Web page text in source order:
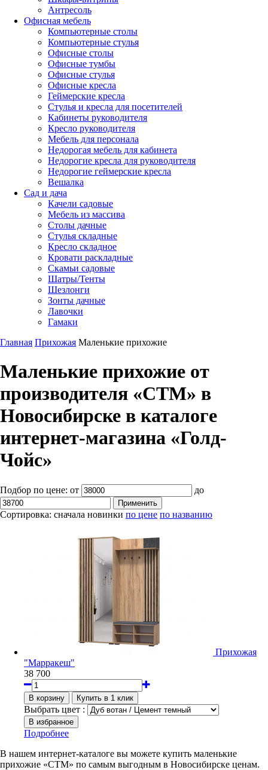
Антресоль
Офисная мебель
Компьютерные столы
Компьютерные стулья
Офисные столы
Офисные тумбы
Офисные стулья
Офисные кресла
Геймерские кресла
Стулья и кресла для посетителей
Кабинеты руководителя
Кресло руководителя
Мебель для персонала
Недорогая мебель для кабинета
Недорогие кресла для руководителя
Недорогие геймерские кресла
Вешалка
Сад и дача
Качели садовые
Мебель из массива
Столы дачные
Стулья складные
Кресло складное
Кровати раскладные
Скамьи садовые
Шатры/Тенты
Шезлонги
Зонты дачные
Лавочки
Гамаки
Главная Прихожая Маленькие прихожие
Маленькие прихожие от
производителя «СТМ» в
Новосибирске в каталоге
интернет-магазина «Голд-
Чойс»
Подбор по цене: от до
Сортировка: сначала новинки по цене по названию
Прихожая
"Марракеш"
38 700
Выбрать цвет :
Подробнее
В нашем интернет-каталоге вы можете купить маленькие
прихожие «СТМ» по самым выгодным в Новосибирске ценам.